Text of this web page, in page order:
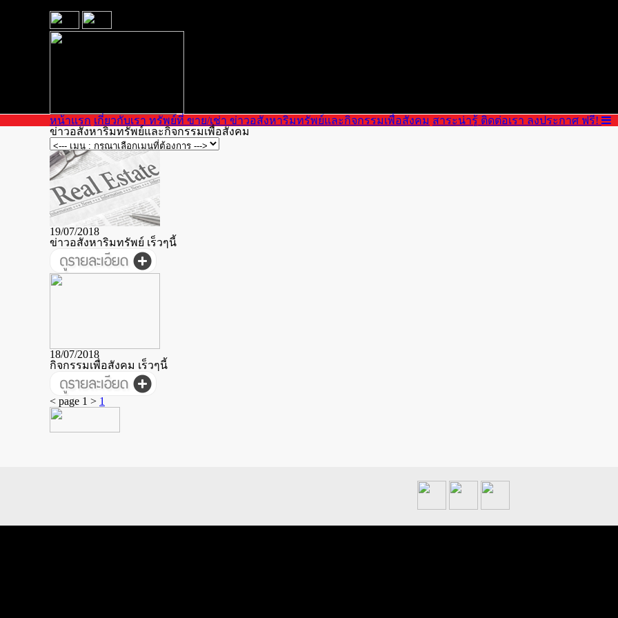
+66(0)80-893-5993
หน้าแรก เกี่ยวกับเรา ทรัพย์ที่ ขาย/เช่า ข่าวอสังหาริมทรัพย์และกิจกรรมเพื่อสังคม สาระน่ารู้ ติดต่อเรา ลงประกาศ ฟรี!
ข่าวอสังหาริมทรัพย์และกิจกรรมเพื่อสังคม
19/07/2018
ข่าวอสังหาริมทรัพย์ เร็วๆนี้
18/07/2018
กิจกรรมเพื่อสังคม เร็วๆนี้
< page 1 > 1